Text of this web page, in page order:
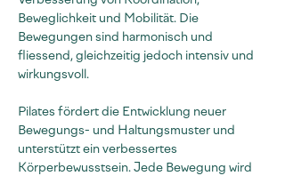
Beweglichkeit und Mobilität. Die
Bewegungen sind harmonisch und
fliessend, gleichzeitig jedoch intensiv und
wirkungsvoll.
Pilates fördert die Entwicklung neuer
Bewegungs- und Haltungsmuster und
unterstützt ein verbessertes
Körperbewusstsein. Jede Bewegung wird